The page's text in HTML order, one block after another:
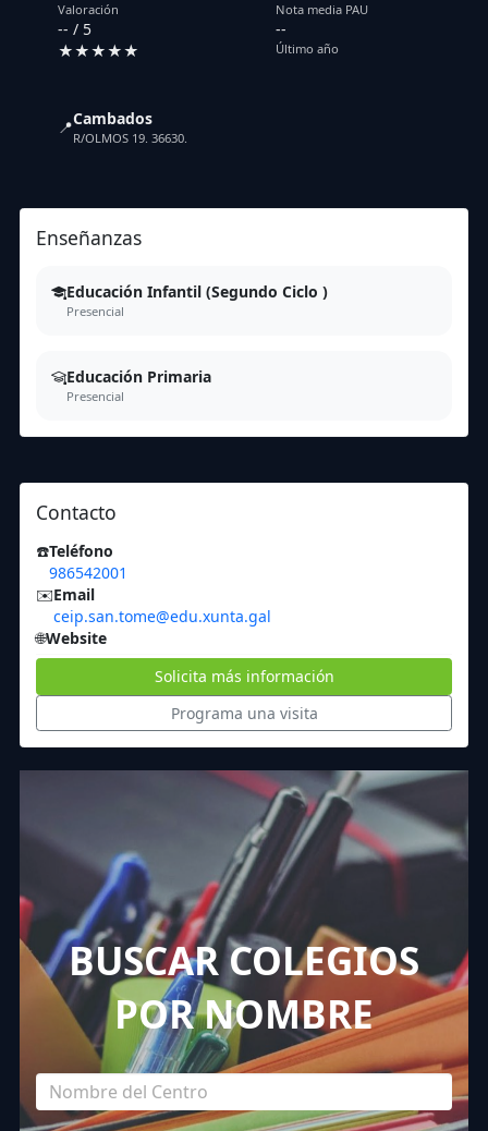
Valoración
-- / 5
★★★★★
Nota media PAU
--
Último año
📍Cambados
R/OLMOS 19. 36630.
Enseñanzas
Educación Infantil (Segundo Ciclo )
Presencial
Educación Primaria
Presencial
Contacto
☎️Teléfono
986542001
✉️Email
ceip.san.tome@edu.xunta.gal
🌐Website
Solicita más información
Programa una visita
BUSCAR COLEGIOS
POR NOMBRE